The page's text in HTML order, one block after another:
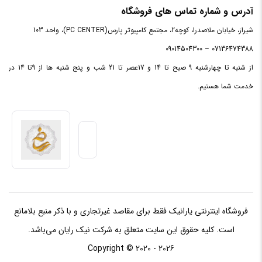
نوع
پردازنده
64 بیتی
پایه
توان
مصرفی
65 وات
آدرس و شماره تماس های فروشگاه
شیراز، خیابان ملاصدرا، کوچه2، مجتمع کامپیوتر پارس(PC CENTER)، واحد 103
07136474388 – 09014504300
از شنبه تا چهارشنبه 9 صبح تا 14 و 17عصر تا 21 شب و پنج شنبه ها از 9تا 14 در
خدمت شما هستیم.
فروشگاه اینترنتی یارانیک فقط برای مقاصد غیرتجاری و با ذکر منبع بلامانع
است. کلیه حقوق این سایت متعلق به شرکت نیک رایان می‌باشد.
Copyright © 2020 - 2026